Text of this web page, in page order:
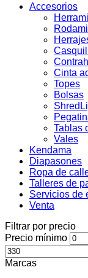
Accesorios
Cinta
Topes
Bolsas
Tablas
Vales
Kendama
Diapasones
Ropa de
Talleres de
Servicios de
Venta
Filtrar por precio
Precio mínimo
Marcas